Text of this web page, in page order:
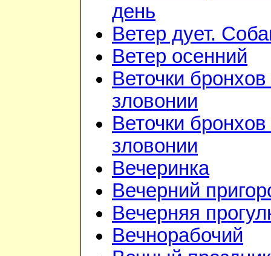
день
Ветер дует.
Ветер осенний
Веточки
зловонии
Веточки
зловонии
Вечеринка
Вечерний
Вечерняя
Вечнорабочий